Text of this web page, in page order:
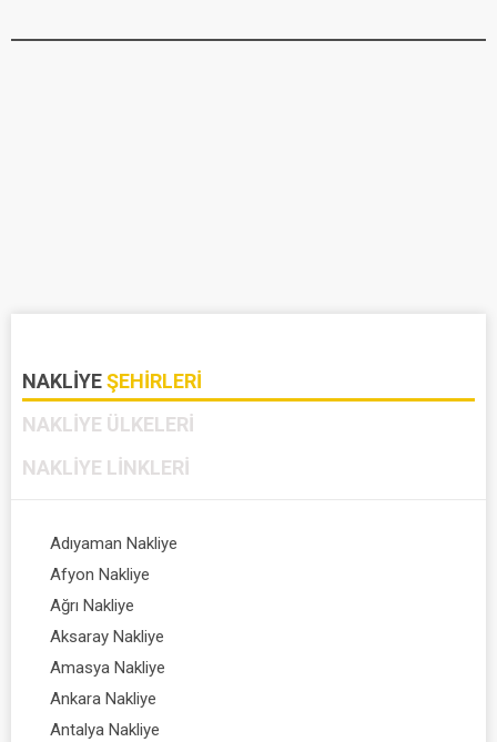
NAKLIYEŞEHIRLERI
NAKLIYE ÜLKELERI
NAKLIYE LINKLERI
Adıyaman Nakliye
Afyon Nakliye
Ağrı Nakliye
Aksaray Nakliye
Amasya Nakliye
Ankara Nakliye
Antalya Nakliye